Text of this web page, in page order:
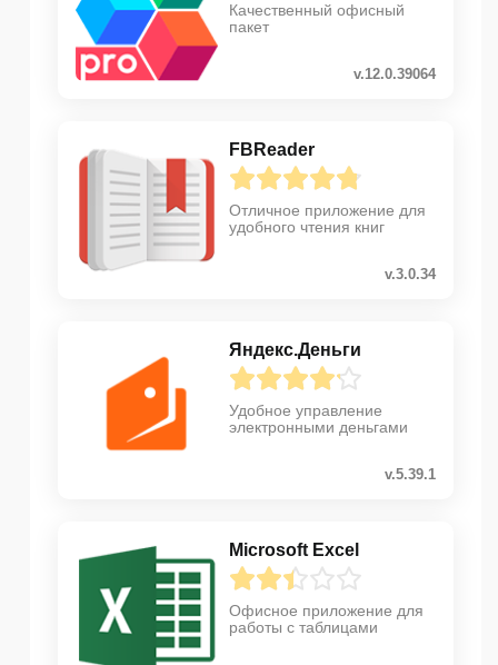
Качественный офисный
пакет
v.12.0.39064
FBReader
Отличное приложение для
удобного чтения книг
v.3.0.34
Яндекс.Деньги
Удобное управление
электронными деньгами
v.5.39.1
Microsoft Excel
Офисное приложение для
работы с таблицами